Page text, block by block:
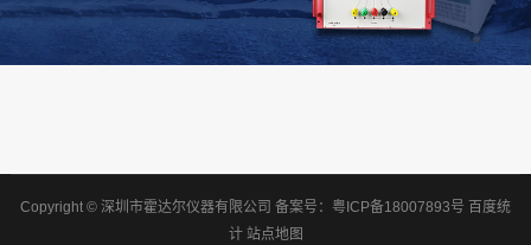
Copyright © 深圳市霍达尔仪器有限公司 备案号： 粤ICP备18007893号 百度统
计 站点地图